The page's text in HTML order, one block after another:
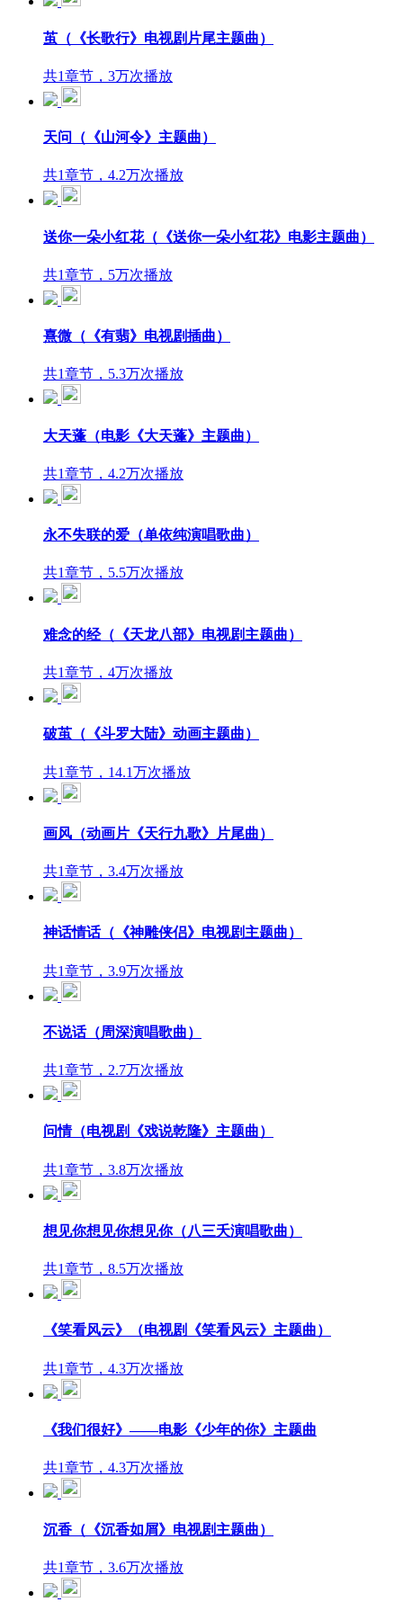
茧（《长歌行》电视剧片尾主题曲）
共1章节，3万次播放
天问（《山河令》主题曲）
共1章节，4.2万次播放
送你一朵小红花（《送你一朵小红花》电影主题曲）
共1章节，5万次播放
熹微（《有翡》电视剧插曲）
共1章节，5.3万次播放
大天蓬（电影《大天蓬》主题曲）
共1章节，4.2万次播放
永不失联的爱（单依纯演唱歌曲）
共1章节，5.5万次播放
难念的经（《天龙八部》电视剧主题曲）
共1章节，4万次播放
破茧（《斗罗大陆》动画主题曲）
共1章节，14.1万次播放
画风（动画片《天行九歌》片尾曲）
共1章节，3.4万次播放
神话情话（《神雕侠侣》电视剧主题曲）
共1章节，3.9万次播放
不说话（周深演唱歌曲）
共1章节，2.7万次播放
问情（电视剧《戏说乾隆》主题曲）
共1章节，3.8万次播放
想见你想见你想见你（八三夭演唱歌曲）
共1章节，8.5万次播放
《笑看风云》（电视剧《笑看风云》主题曲）
共1章节，4.3万次播放
《我们很好》——电影《少年的你》主题曲
共1章节，4.3万次播放
沉香（《沉香如屑》电视剧主题曲）
共1章节，3.6万次播放